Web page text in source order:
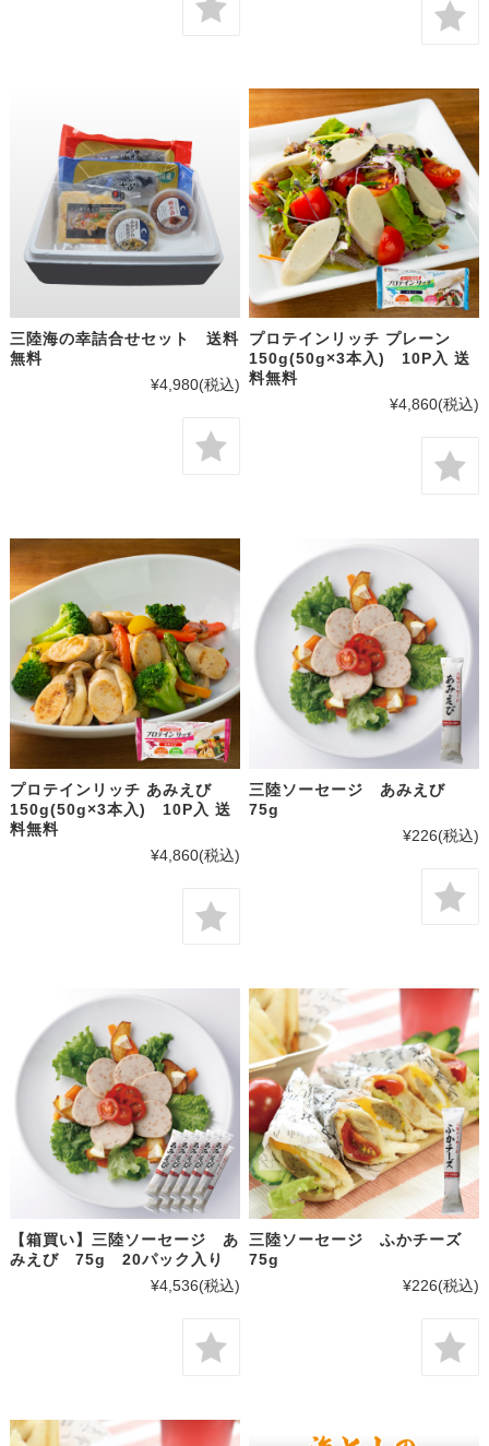
三陸海の幸詰合せセット 送料
無料
¥4,980(税込)
プロテインリッチ プレーン
150g(50g×3本入) 10P入 送
料無料
¥4,860(税込)
プロテインリッチ あみえび
150g(50g×3本入) 10P入 送
料無料
¥4,860(税込)
三陸ソーセージ あみえび
75g
¥226(税込)
【箱買い】三陸ソーセージ あ
みえび 75g 20パック入り
¥4,536(税込)
三陸ソーセージ ふかチーズ
75g
¥226(税込)